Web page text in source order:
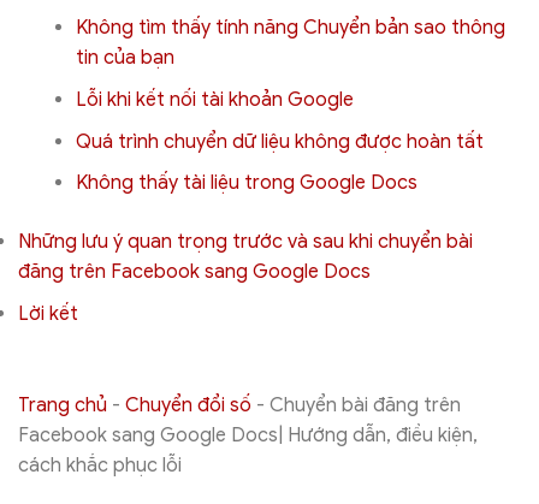
Không tìm thấy tính năng Chuyển bản sao thông
tin của bạn
Lỗi khi kết nối tài khoản Google
Quá trình chuyển dữ liệu không được hoàn tất
Không thấy tài liệu trong Google Docs
Những lưu ý quan trọng trước và sau khi chuyển bài
đăng trên Facebook sang Google Docs
Lời kết
Trang chủ - Chuyển đổi số - Chuyển bài đăng trên
Facebook sang Google Docs| Hướng dẫn, điều kiện,
cách khắc phục lỗi